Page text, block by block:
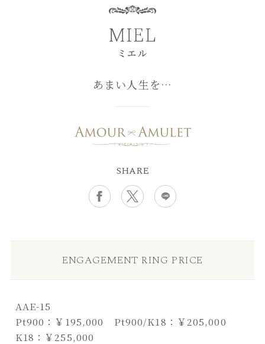
MIEL
ミエル
あまい人生を…
SHARE
ENGAGEMENT RING PRICE
AAE-15
Pt900：￥195,000 Pt900/K18：￥205,000
K18：￥255,000